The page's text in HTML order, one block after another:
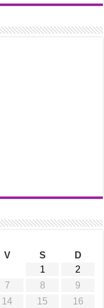
V S
D
1
2
7 8
9
14 15
16